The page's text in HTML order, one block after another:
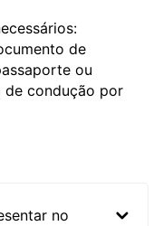
de
ou
condução por
no